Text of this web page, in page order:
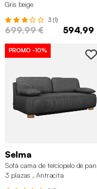
Gris beige
3 (1)
699,99 € 594,99
PROMO -10%
Selma
Sofá cama de terciopelo de
3 plazas , Antracita